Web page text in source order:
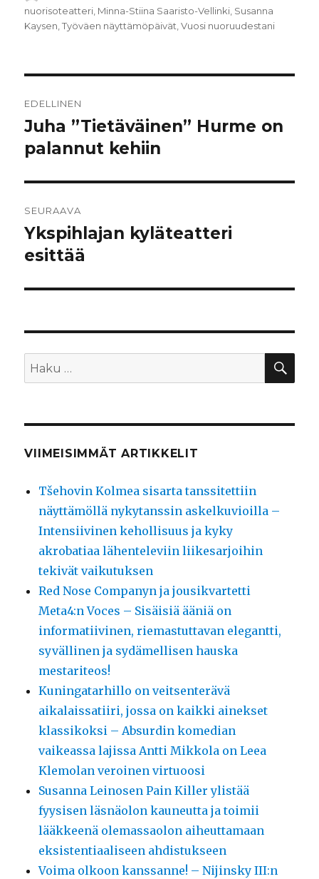
nuorisoteatteri Minna-Stiina Saaristo-Vellinki Susanna
Kaysen ,Työväen näyttämöpäivät ,Vuosi nuoruudestani
selaus
EDELLINEN
Edellinen
artikkeli:
Juha ”Tietäväinen” Hurme on
palannut kehiin
SEURAAVA
Seuraava
artikkeli:
Ykspihlajan kyläteatteri
esittää
Etsi:
VIIMEISIMMÄT ARTIKKELIT
Tšehovin Kolmea sisarta tanssitettiin
näyttämöllä nykytanssin askelkuvioilla –
Intensiivinen kehollisuus ja kyky
akrobatiaa lähenteleviin liikesarjoihin
tekivät vaikutuksen
Red Nose Companyn ja jousikvartetti
Meta4:n Voces – Sisäisiä ääniä on
informatiivinen, riemastuttavan elegantti,
syvällinen ja sydämellisen hauska
mestariteos!
Kuningatarhillo on veitsenterävä
aikalaissatiiri, jossa on kaikki ainekset
klassikoksi – Absurdin komedian
vaikeassa lajissa Antti Mikkola on Leea
Klemolan veroinen virtuoosi
Susanna Leinosen Pain Killer ylistää
fyysisen läsnäolon kauneutta ja toimii
lääkkeenä olemassaolon aiheuttamaan
eksistentiaaliseen ahdistukseen
Voima olkoon kanssanne! – Nijinsky III:n